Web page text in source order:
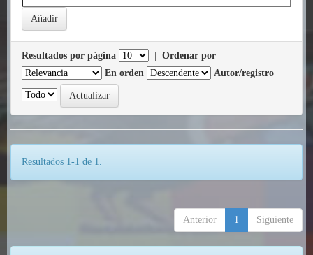
Resultados por página
Ordenar por
En orden
Autor/registro
Resultados 1-1 de 1.
Anterior 1 Siguiente